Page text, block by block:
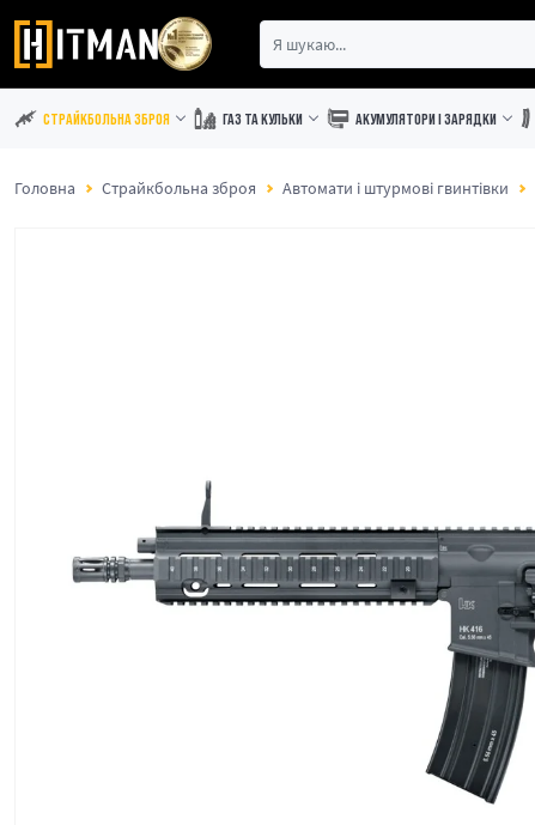
СТРАЙКБОЛЬНА ЗБРОЯ ГАЗ ТА КУЛЬКИ АКУМУЛЯТОРИ І ЗАРЯДКИ
Головна Страйкбольна зброя Автомати і штурмові гвинтівки